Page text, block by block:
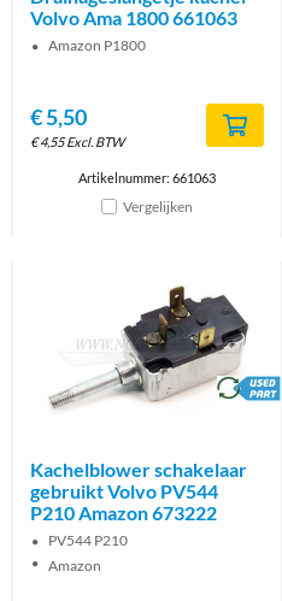
Volvo Ama 1800 661063
Amazon P1800
€5,50
€4,55 Excl. BTW
Artikelnummer: 661063
Vergelijken
brand
Kachelblower schakelaar
gebruikt Volvo PV544
P210 Amazon 673222
PV544 P210
Amazon